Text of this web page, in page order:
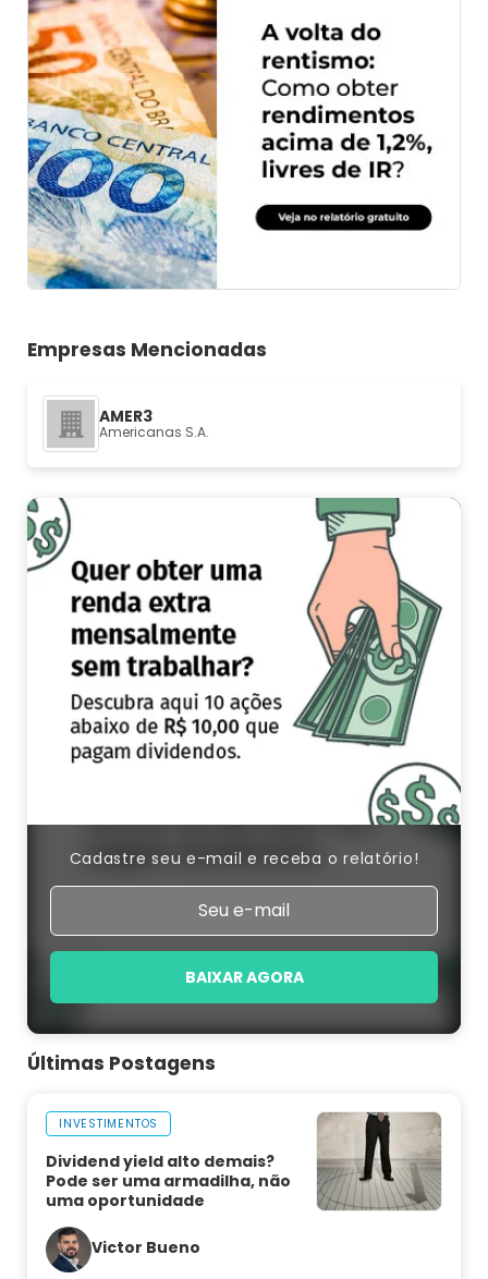
Empresas Mencionadas
AMER3
Americanas S.A.
Cadastre seu e-mail e receba o relatório!
BAIXAR AGORA
Últimas Postagens
INVESTIMENTOS
Dividend yield alto demais?
Pode ser uma armadilha, não
uma oportunidade
Victor Bueno